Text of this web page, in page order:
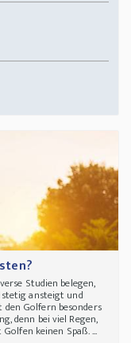
Studien belegen,
stetig ansteigt und
Golfern besonders
denn bei viel Regen,
keinen Spaß. ...